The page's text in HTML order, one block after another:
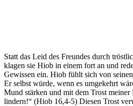
Statt das Leid des Freundes durch
klagen sie Hiob in einem fort an und
Gewissen ein. Hiob fühlt sich von
Er selbst würde, wenn es umgekehrt
Mund stärken und mit dem Trost meiner
lindern!“ (Hiob 16,4-5) Diesen Trost